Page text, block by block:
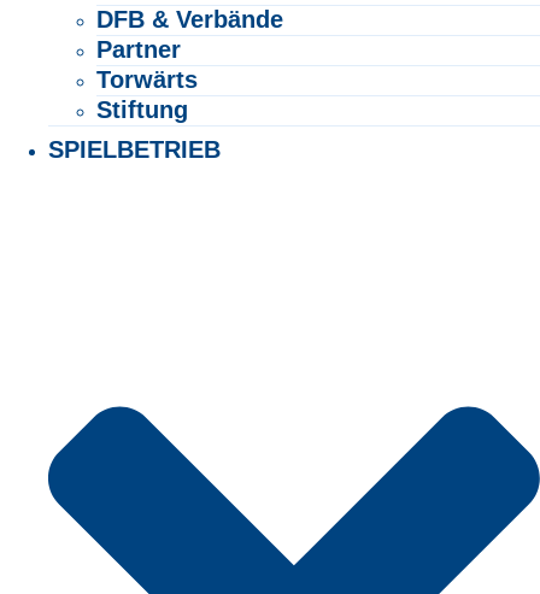
DFB & Verbände
Partner
Torwärts
Stiftung
SPIELBETRIEB